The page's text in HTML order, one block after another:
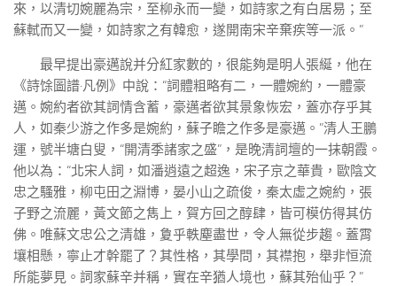
來，以清切婉麗為宗，至柳永而一變，如詩家之有白居易；至
蘇軾而又一變，如詩家之有韓愈，遂開南宋辛棄疾等一派。”
最早提出豪邁說并分紅家數的，很能夠是明人張綖，他在
《詩馀圖譜·凡例》中說：“詞體粗略有二，一體婉約，一體豪
邁。婉約者欲其詞情含蓄，豪邁者欲其景象恢宏，蓋亦存乎其
人，如秦少游之作多是婉約，蘇子瞻之作多是豪邁。”清人王鵬
運，號半塘白叟，“開清季諸家之盛”，是晚清詞壇的一抹朝霞。
他以為：“北宋人詞，如潘逍遠之超逸，宋子京之華貴，歐陰文
忠之騷雅，柳屯田之淵博，晏小山之疏俊，秦太虛之婉約，張
子野之流麗，黃文節之雋上，賀方回之醇肆，皆可模仿得其仿
佛。唯蘇文忠公之清雄，夐乎軼塵盡世，令人無從步趨。蓋霄
壤相懸，寧止才幹罷了？其性格，其學問，其襟抱，舉非恒流
所能夢見。詞家蘇辛并稱，實在辛猶人境也，蘇其殆仙乎？”